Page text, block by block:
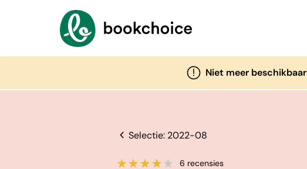
Niet meer beschikbaar
Selectie: 2022-08
6 recensies